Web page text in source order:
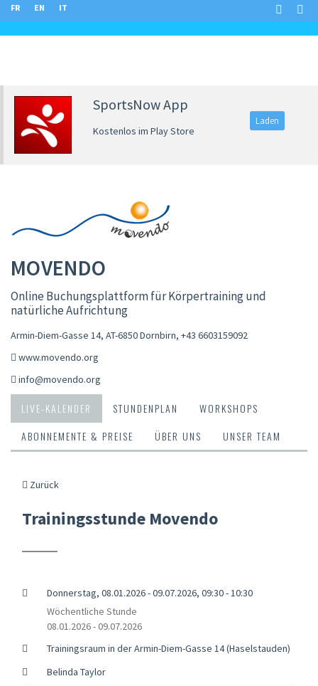
FR EN IT
SportsNow App
Kostenlos im Play Store
Laden
MOVENDO
Online Buchungsplattform für Körpertraining und
natürliche Aufrichtung
Armin-Diem-Gasse 14, AT-6850 Dornbirn, +43 6603159092
www.movendo.org
info@movendo.org
LIVE-KALENDER STUNDENPLAN
WORKSHOPS
ABONNEMENTE & PREISE
ÜBER UNS UNSER TEAM
Zurück
Trainingsstunde Movendo
Donnerstag, 08.01.2026 - 09.07.2026, 09:30 - 10:30
Wöchentliche Stunde
08.01.2026 - 09.07.2026
Trainingsraum in der Armin-Diem-Gasse 14 (Haselstauden)
Belinda Taylor